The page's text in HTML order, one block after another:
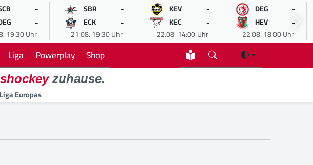
-
-
19:30 Uhr
SBR -
ECK -
21.08. 19:30 Uhr
KEV -
KEC -
22.08. 14:00 Uhr
DEG -
HEV -
22.08. 18:00 Uhr
Liga Powerplay Shop
zuhause.
Europas